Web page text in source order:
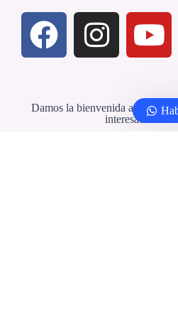
Damos la bienvenida a
interesados en